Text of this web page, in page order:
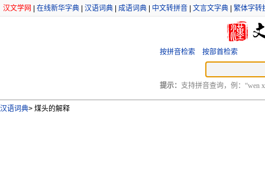
汉文学网 在线新华字典 汉语词典 成语词典 中文转拼音 文言文字典 繁体字转
按拼音检索 按部首检索
提示： 支持拼音查询，例：“wen
汉语词典> 煤头的解释